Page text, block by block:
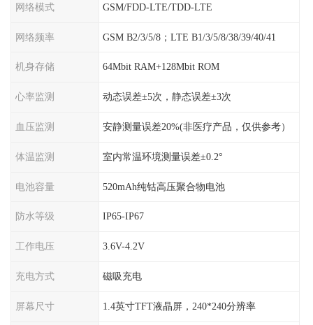
网络模式 GSM/FDD-LTE/TDD-LTE
网络频率 GSM B2/3/5/8；LTE B1/3/5/8/38/39/40/41
机身存储 64Mbit RAM+128Mbit ROM
心率监测 动态误差±5次，静态误差±3次
血压监测 安静测量误差20%(非医疗产品，仅供参考）
体温监测 室内常温环境测量误差±0.2°
电池容量 520mAh纯钴高压聚合物电池
防水等级 IP65-IP67
工作电压 3.6V-4.2V
充电方式 磁吸充电
屏幕尺寸 1.4英寸TFT液晶屏，240*240分辨率